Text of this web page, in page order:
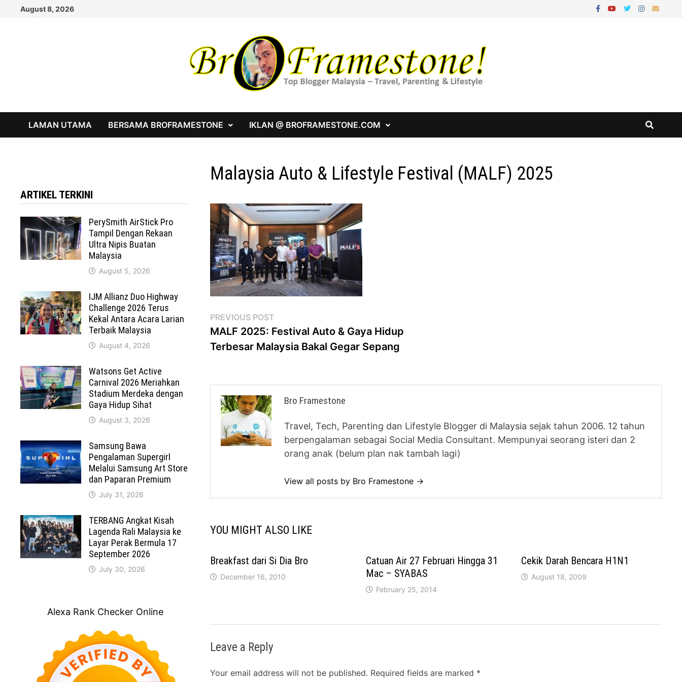
August 8, 2026
LAMAN UTAMA BERSAMA BROFRAMESTONE IKLAN @ BROFRAMESTONE.COM
Malaysia Auto & Lifestyle Festival (MALF) 2025
Post
navigation
PREVIOUS POST
post:
MALF 2025: Festival Auto & Gaya Hidup
Terbesar Malaysia Bakal Gegar Sepang
Bro Framestone
Travel, Tech, Parenting dan Lifestyle Blogger di Malaysia sejak tahun 2006. 12 tahun
berpengalaman sebagai Social Media Consultant. Mempunyai seorang isteri dan 2
orang anak (belum plan nak tambah lagi)
View all posts by Bro Framestone →
YOU MIGHT ALSO LIKE
Breakfast dari Si Dia Bro
December 16, 2010
Catuan Air 27 Februari Hingga 31
Mac – SYABAS
February 25, 2014
Cekik Darah Bencara H1N1
August 18, 2009
Leave a Reply
Your email address will not be published. Required fields are marked *
ARTIKEL TERKINI
PerySmith AirStick Pro
Tampil Dengan Rekaan
Ultra Nipis Buatan
Malaysia
August 5, 2026
IJM Allianz Duo Highway
Challenge 2026 Terus
Kekal Antara Acara Larian
Terbaik Malaysia
August 4, 2026
Watsons Get Active
Carnival 2026 Meriahkan
Stadium Merdeka dengan
Gaya Hidup Sihat
August 3, 2026
Samsung Bawa
Pengalaman Supergirl
Melalui Samsung Art Store
dan Paparan Premium
July 31, 2026
TERBANG Angkat Kisah
Lagenda Rali Malaysia ke
Layar Perak Bermula 17
September 2026
July 30, 2026
Alexa Rank Checker Online